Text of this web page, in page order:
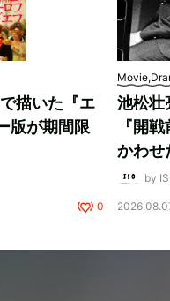
描いた『エ
版が期間限
0
池松壮
『開
かわせ
by